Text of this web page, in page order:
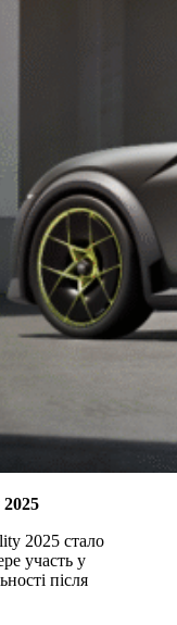
2025 стало
участь у
після